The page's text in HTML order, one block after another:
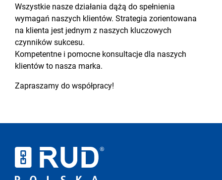
Wszystkie nasze działania dążą do spełnienia
wymagań naszych klientów. Strategia zorientowana
na klienta jest jednym z naszych kluczowych
czynników sukcesu.
Kompetentne i pomocne konsultacje dla naszych
klientów to nasza marka.
Zapraszamy do współpracy!